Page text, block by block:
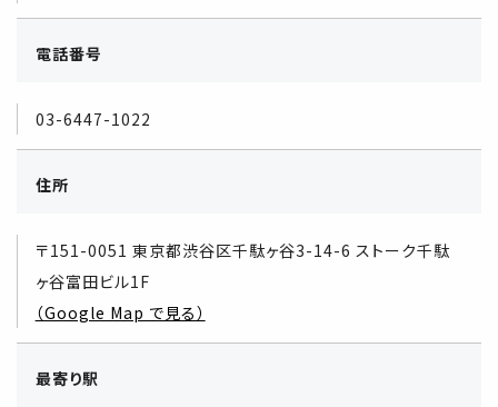
電話番号
03-6447-1022
住所
〒151-0051 東京都渋谷区千駄ヶ谷3-14-6 ストーク千駄
ヶ谷富田ビル1F
（Google Map で見る）
最寄り駅